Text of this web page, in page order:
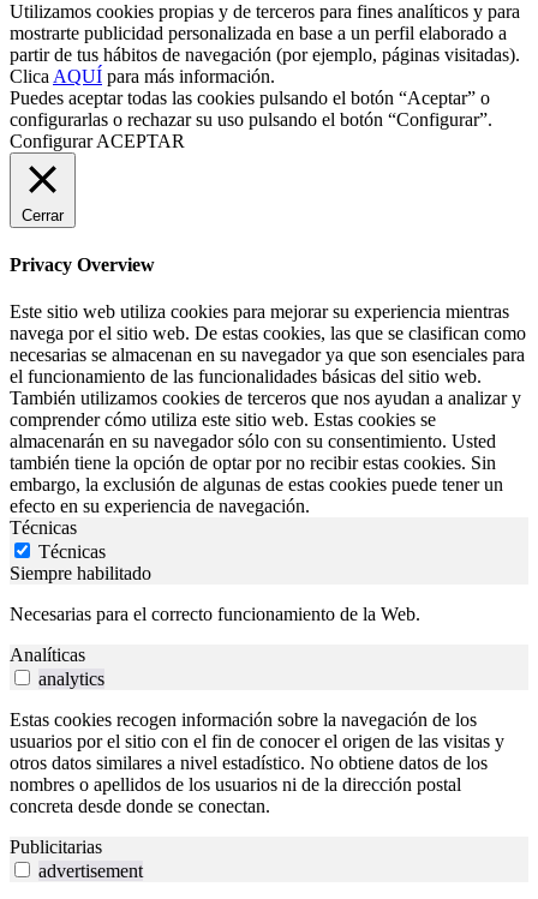
Utilizamos cookies propias y de terceros para fines analíticos y para
mostrarte publicidad personalizada en base a un perfil elaborado a
partir de tus hábitos de navegación (por ejemplo, páginas visitadas).
ClicaAQUÍ para más información.
Puedes aceptar todas las cookies pulsando el botón “Aceptar” o
configurarlas o rechazar su uso pulsando el botón “Configurar”.
ConfigurarACEPTAR
Cerrar
Privacy Overview
Este sitio web utiliza cookies para mejorar su experiencia mientras
navega por el sitio web. De estas cookies, las que se clasifican como
necesarias se almacenan en su navegador ya que son esenciales para
el funcionamiento de las funcionalidades básicas del sitio web.
También utilizamos cookies de terceros que nos ayudan a analizar y
comprender cómo utiliza este sitio web. Estas cookies se
almacenarán en su navegador sólo con su consentimiento. Usted
también tiene la opción de optar por no recibir estas cookies. Sin
embargo, la exclusión de algunas de estas cookies puede tener un
efecto en su experiencia de navegación.
Técnicas
Técnicas
Siempre habilitado
Necesarias para el correcto funcionamiento de la Web.
Analíticas
analytics
Estas cookies recogen información sobre la navegación de los
usuarios por el sitio con el fin de conocer el origen de las visitas y
otros datos similares a nivel estadístico. No obtiene datos de los
nombres o apellidos de los usuarios ni de la dirección postal
concreta desde donde se conectan.
Publicitarias
advertisement